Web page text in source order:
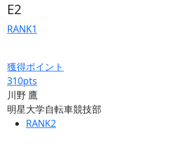
E2
RANK1
獲得ポイント
310pts
川野 鷹
明星大学自転車競技部
RANK2